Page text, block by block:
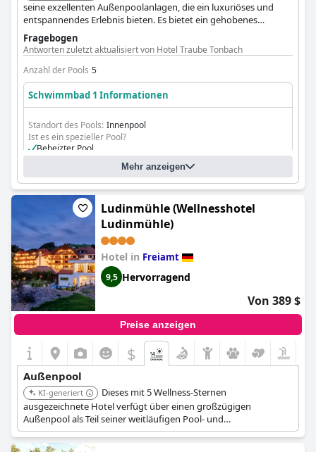
seine exzellenten Außenpoolanlagen, die ein luxuriöses und
entspannendes Erlebnis bieten. Es bietet ein gehobenes
Ambiente und eine Reihe von Annehmlichkeiten, die es zu einer
Top-Wahl für Gäste machen, die das beste Außenpool-Erlebnis
suchen.
Fragebogen
Antworten zuletzt aktualisiert von Hotel Traube Tonbach
Anzahl der Pools 5
Schwimmbad 1 Informationen
Standort des Pools: Innenpool
Ist es ein spezieller Pool?
Beheizter Pool
Mehr anzeigen
Ludinmühle (Wellnesshotel
Ludinmühle)
Hotel in Freiamt
9,5 Hervorragend
Von 389 $
Preise anzeigen
$
Außenpool
KI-generiert
Dieses mit 5 Wellness-Sternen
ausgezeichnete Hotel verfügt über einen großzügigen
Außenpool als Teil seiner weitläufigen Pool- und
Gartenlandschaft. Der Außenpool ist ganzjährig beheizt und
bietet Funktionen wie Massagedüsen und einen Nackenschwall,